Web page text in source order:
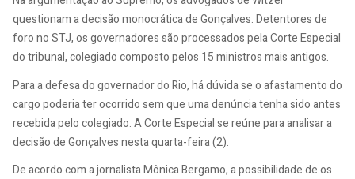
questionam a decisão monocrática de Gonçalves. Detentores de
foro no STJ, os governadores são processados pela Corte Especial
do tribunal, colegiado composto pelos 15 ministros mais antigos.
Para a defesa do governador do Rio, há dúvida se o afastamento do
cargo poderia ter ocorrido sem que uma denúncia tenha sido antes
recebida pelo colegiado. A Corte Especial se reúne para analisar a
decisão de Gonçalves nesta quarta-feira (2).
De acordo com a jornalista Mônica Bergamo, a possibilidade de os